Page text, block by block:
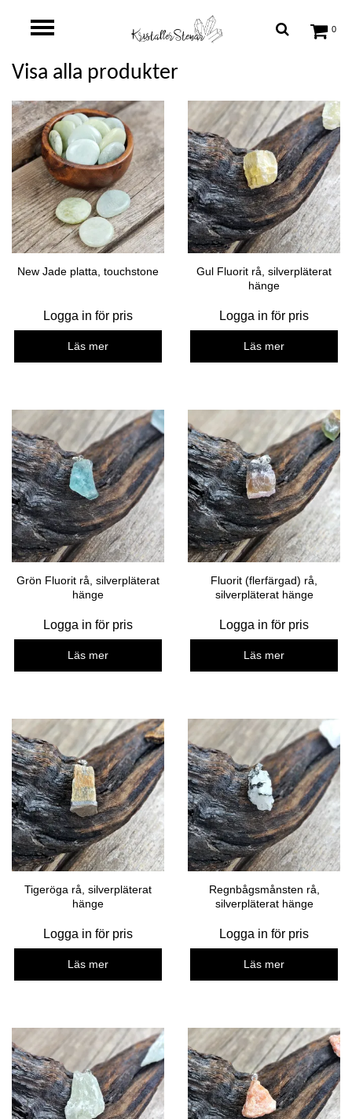
0
Visa alla produkter
New Jade platta, touchstone
Logga in för pris
Läs mer
Gul Fluorit rå, silverpläterat
hänge
Logga in för pris
Läs mer
Grön Fluorit rå, silverpläterat
hänge
Logga in för pris
Läs mer
Fluorit (flerfärgad) rå,
silverpläterat hänge
Logga in för pris
Läs mer
Tigeröga rå, silverpläterat
hänge
Logga in för pris
Läs mer
Regnbågsmånsten rå,
silverpläterat hänge
Logga in för pris
Läs mer